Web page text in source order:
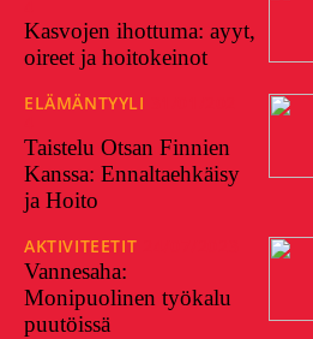
Kasvojen ihottuma: ayyt,
oireet ja hoitokeinot
ELÄMÄNTYYLI
Taistelu Otsan Finnien
Kanssa: Ennaltaehkäisy
ja Hoito
AKTIVITEETIT
Vannesaha:
Monipuolinen työkalu
puutöissä